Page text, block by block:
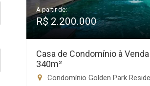
A partir de:
R$ 2.200.000
Casa de Condomínio à
340m²
Condomínio Golden Park